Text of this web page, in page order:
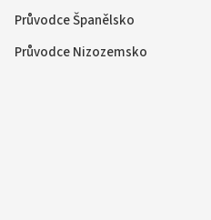
Průvodce Španělsko
Průvodce Nizozemsko